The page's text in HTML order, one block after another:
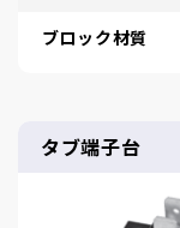
ブロック材質
タブ端子台